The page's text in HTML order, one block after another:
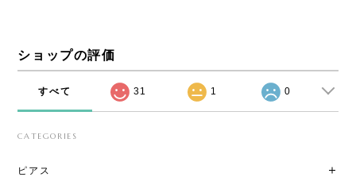
ショップの評価
すべて 31 1 0
CATEGORIES
ピアス